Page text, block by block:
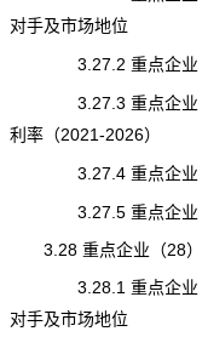
对手及市场地位
3.27.2 重点企业（27
3.27.3 重点企业（27
利率（2021-2026）
3.27.4 重点企业（
3.27.5 重点企业（
3.28 重点企业（28）
3.28.1 重点企业（28
对手及市场地位